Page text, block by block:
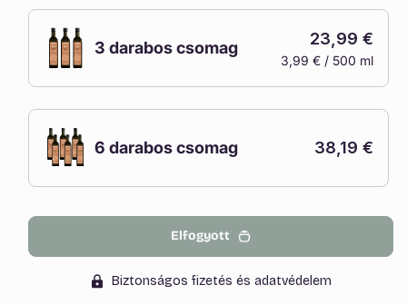
vagy
3 darabos csomag
vagy
23,99 €
3,99 € / 500 ml
6 darabos csomag
elfogyott
készleten
38,19 €
Elfogyott
Biztonságos fizetés és adatvédelem